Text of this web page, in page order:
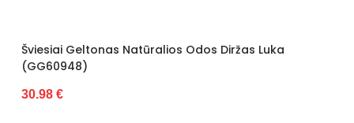
Šviesiai Geltonas Natūralios Odos Diržas Luka
(GG60948)
30.98 €